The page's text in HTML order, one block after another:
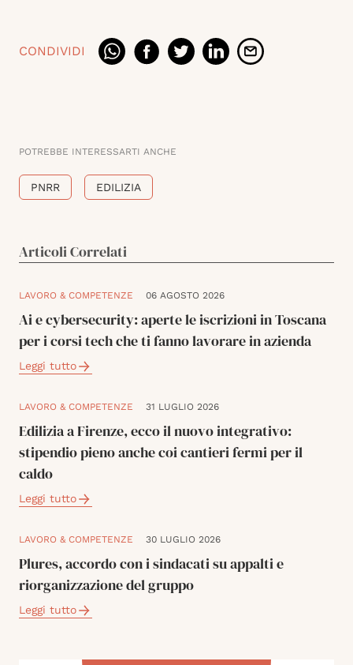
CONDIVIDI
POTREBBE INTERESSARTI ANCHE
PNRR EDILIZIA
Articoli Correlati
LAVORO & COMPETENZE 06 AGOSTO 2026
Ai e cybersecurity: aperte le iscrizioni in Toscana
per i corsi tech che ti fanno lavorare in azienda
Leggi tutto
LAVORO & COMPETENZE 31 LUGLIO 2026
Edilizia a Firenze, ecco il nuovo integrativo:
stipendio pieno anche coi cantieri fermi per il
caldo
Leggi tutto
LAVORO & COMPETENZE 30 LUGLIO 2026
Plures, accordo con i sindacati su appalti e
riorganizzazione del gruppo
Leggi tutto